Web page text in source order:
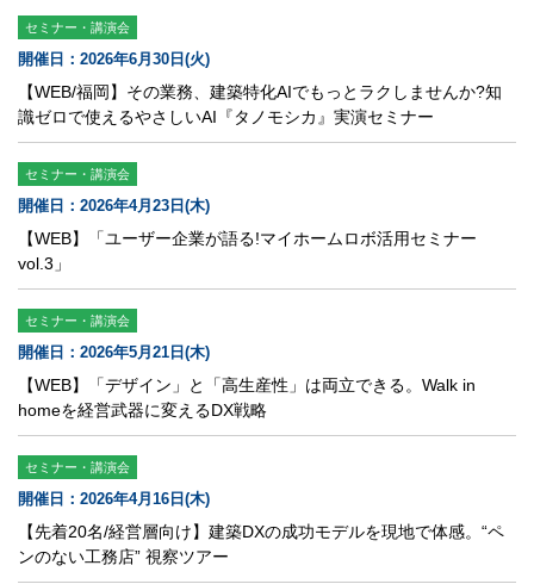
セミナー・講演会
開催日：2026年6月30日(火)
【WEB/福岡】その業務、建築特化AIでもっとラクしませんか?知
識ゼロで使えるやさしいAI『タノモシカ』実演セミナー
セミナー・講演会
開催日：2026年4月23日(木)
【WEB】「ユーザー企業が語る!マイホームロボ活用セミナー
vol.3」
セミナー・講演会
開催日：2026年5月21日(木)
【WEB】「デザイン」と「高生産性」は両立できる。Walk in
homeを経営武器に変えるDX戦略
セミナー・講演会
開催日：2026年4月16日(木)
【先着20名/経営層向け】建築DXの成功モデルを現地で体感。“ペ
ンのない工務店” 視察ツアー